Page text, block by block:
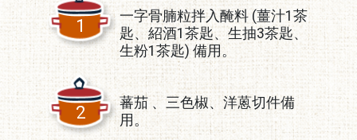
1
一字骨腩粒拌入醃料 (薑汁1茶
匙、紹酒1茶匙、生抽3茶匙、
生粉1茶匙) 備用。
2
蕃茄 、三色椒、洋蒽切件備
用。